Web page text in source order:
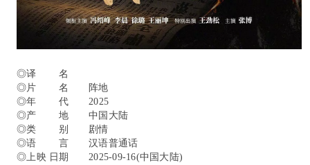
◎译 名
◎片 名 阵地
◎年 代 2025
◎产 地 中国大陆
◎类 别 剧情
◎语 言 汉语普通话
◎上映 日期 2025-09-16(中国大陆)